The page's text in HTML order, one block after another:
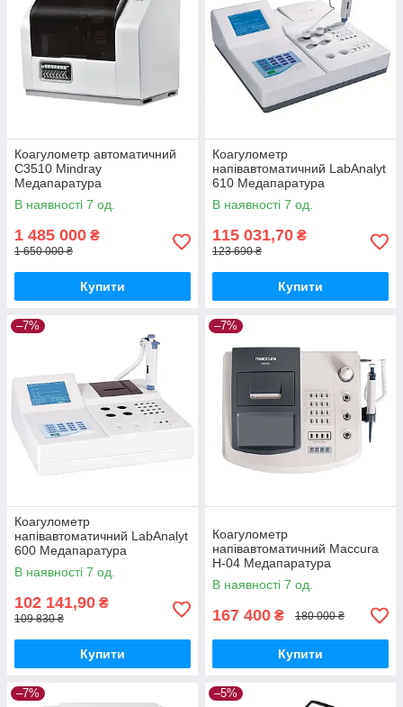
Коагулометр автоматичний
С3510 Mindray
Медапаратура
В наявності 7 од.
1 485 000 ₴
1 650 000 ₴
Купити
Коагулометр
напівавтоматичний LabAnalyt
610 Медапаратура
В наявності 7 од.
115 031,70 ₴
123 690 ₴
Купити
–7%
Коагулометр
напівавтоматичний LabAnalyt
600 Медапаратура
В наявності 7 од.
102 141,90 ₴
109 830 ₴
Купити
–7%
Коагулометр
напівавтоматичний Maccura
H-04 Медапаратура
В наявності 7 од.
167 400 ₴ 180 000 ₴
Купити
–7% –5%